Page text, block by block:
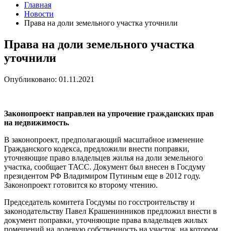
Главная
Новости
Права на доли земельного участка уточнили
Права на доли земельного участка
уточнили
Опубликовано: 01.11.2021
Законопроект направлен на упрочение гражданских прав
на недвижимость.
В законопроект, предполагающий масштабное изменение
Гражданского кодекса, предложили внести поправки,
уточняющие право владельцев жилья на доли земельного
участка, сообщает ТАСС. Документ был внесен в Госдуму
президентом РФ Владимиром Путиным еще в 2012 году.
Законопроект готовится ко второму чтению.
Председатель комитета Госдумы по госстроительству и
законодательству Павел Крашенинников предложил внести в
документ поправки, уточняющие права владельцев жилых
помещений на долевую собственность на участок, на котором